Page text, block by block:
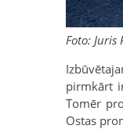
Foto: Juris
pirmkārt
Tomēr
Ostas